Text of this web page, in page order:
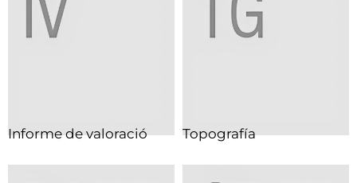
Informe de valoració Topografía